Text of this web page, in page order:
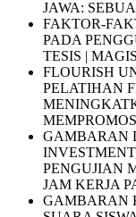
JAWA:
FAKTOR-
PADA
TESIS |
FLOURISH
PELATIHAN
GAMBARAN
PENGUJIAN
JAM KERJA
GAMBARAN